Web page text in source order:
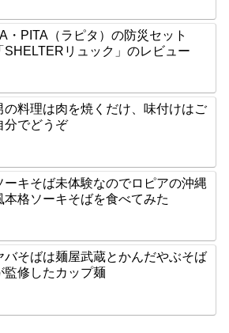
・PITA（ラピタ）の防災セット
SHELTERリュック」のレビュー
の料理は肉を焼くだけ、味付けはご
分でどうぞ
ーキそば未体験なのでロピアの沖縄
本格ソーキそばを食べてみた
バそばは麺屋武蔵とかんだやぶそば
監修したカップ麺